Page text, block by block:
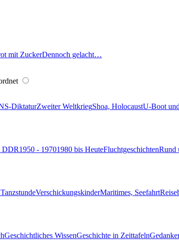
mit ZuckerDennoch gelacht…
DiktaturZweiter WeltkriegShoa, HolocaustU-Boot
DDR1950 - 19701980 bis HeuteFluchtgeschichtenRund
VerschickungskinderMaritimes, Seefahrt
Geschichtliches WissenGeschichte in Zeittafeln